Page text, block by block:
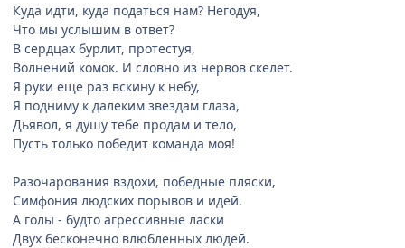
Куда идти, куда податься нам? Негодуя,
Что мы услышим в ответ?
В сердцах бурлит, протестуя,
Волнений комок. И словно из нервов скелет.
Я руки еще раз вскину к небу,
Я подниму к далеким звездам глаза,
Дьявол, я душу тебе продам и тело,
Пусть только победит команда моя!
Разочарования вздохи, победные пляски,
Симфония людских порывов и идей.
А голы - будто агрессивные ласки
Двух бесконечно влюбленных людей.